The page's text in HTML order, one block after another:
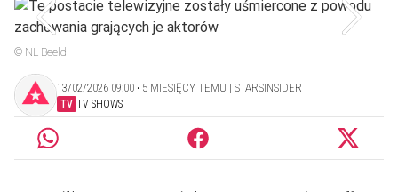
© NL Beeld
13/02/2026 09:00 ‧ 5 MIESIĘCY TEMU | STARSINSIDER
TV TV SHOWS